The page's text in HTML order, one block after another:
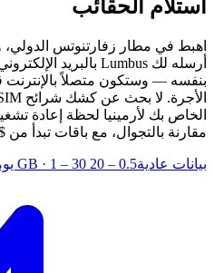
استلام الحقائب
اهبط في مطار زفارتنوتس
بنفسه — وستكون متصلاً
الخاص بك لأرمينيا لحظة إعادة
مقارنة بالتجوال، مع باقات تبدأ من
بيانات عادية0.5 – 20 GB
· 1 – 30 يوم